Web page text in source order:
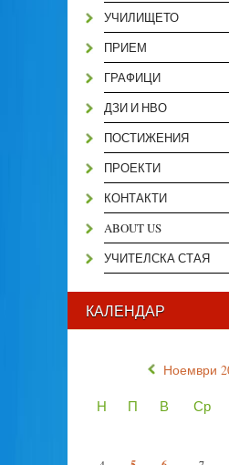
УЧИЛИЩЕТО
ПРИЕМ
ГРАФИЦИ
ДЗИ И НВО
ПОСТИЖЕНИЯ
ПРОЕКТИ
КОНТАКТИ
ABOUT US
УЧИТЕЛСКА СТАЯ
КАЛЕНДАР
« Ноември
Н П В Ср